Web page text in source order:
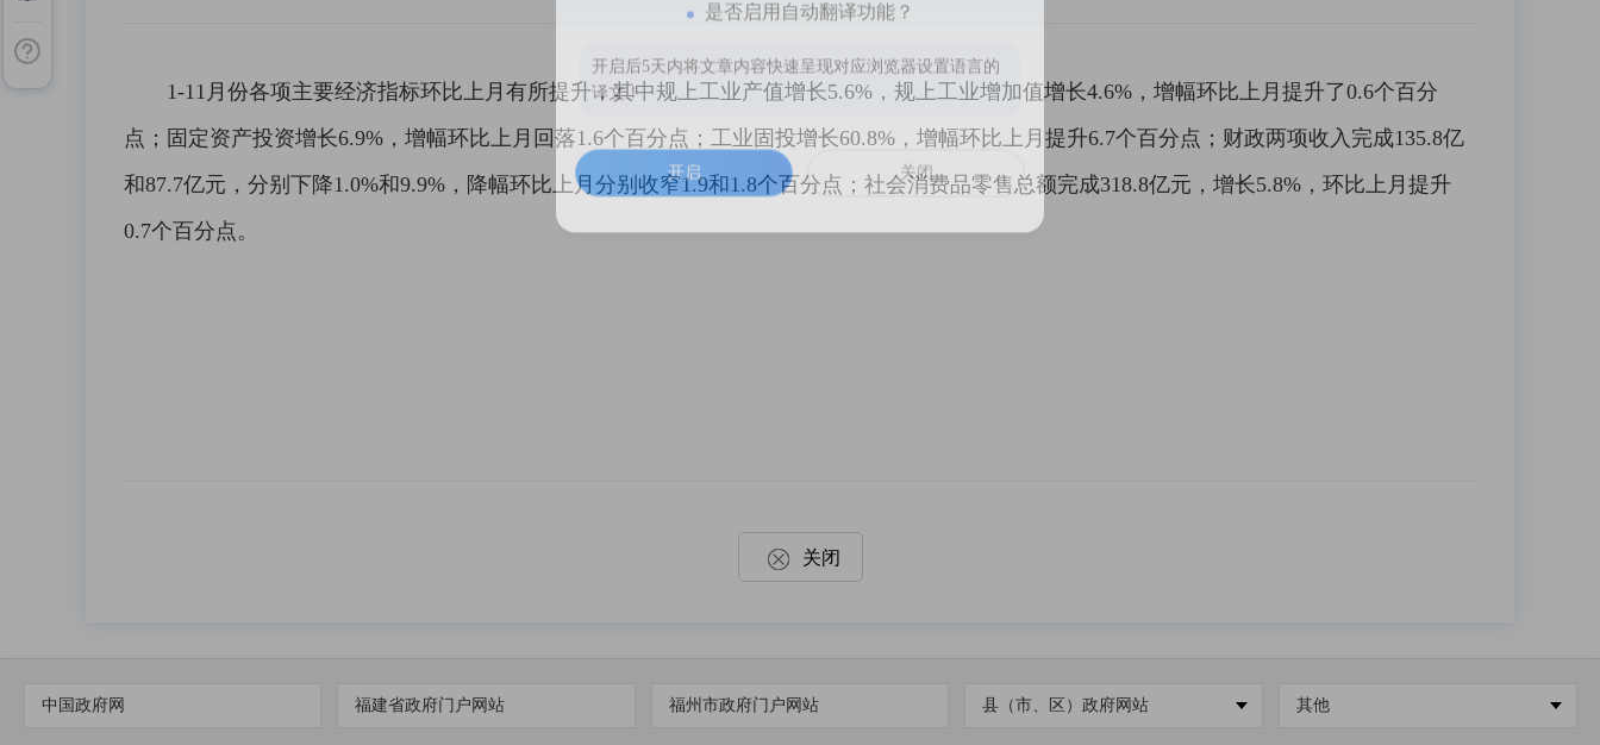
1-11月份各项主要经济指标环比上月有所提升，其中规上工业产值增长5.6%，规上工业增加值增长4.6%，增幅环比上月提升了0.6个百分
点；固定资产投资增长6.9%，增幅环比上月回落1.6个百分点；工业固投增长60.8%，增幅环比上月提升6.7个百分点；财政两项收入完成135.8亿
和87.7亿元，分别下降1.0%和9.9%，降幅环比上月分别收窄1.9和1.8个百分点；社会消费品零售总额完成318.8亿元，增长5.8%，环比上月提升
0.7个百分点。
关闭
中国政府网 福建省政府门户网站 福州市政府门户网站 县（市、区）政府网站 其他
是否启用自动翻译功能？
开启后5天内将文章内容快速呈现对应浏览器设置语言的
译文！
开启 关闭